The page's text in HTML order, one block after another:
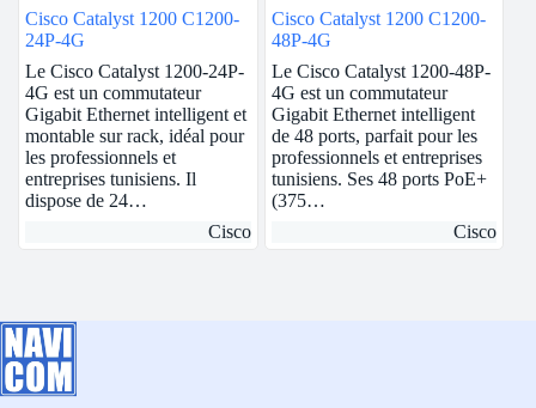
Cisco Catalyst 1200 C1200-
24P-4G
Le Cisco Catalyst 1200-24P-
4G est un commutateur
Gigabit Ethernet intelligent et
montable sur rack, idéal pour
les professionnels et
entreprises tunisiens. Il
dispose de 24…
Cisco
Cisco Catalyst 1200 C1200-
48P-4G
Le Cisco Catalyst 1200-48P-
4G est un commutateur
Gigabit Ethernet intelligent
de 48 ports, parfait pour les
professionnels et entreprises
tunisiens. Ses 48 ports PoE+
(375…
Cisco